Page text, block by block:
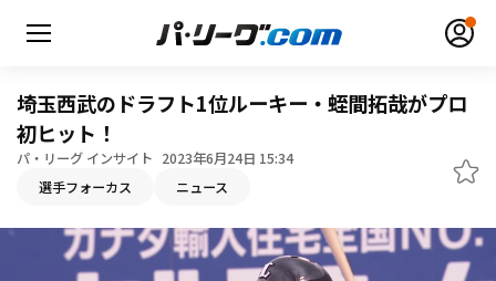
HOME
埼玉西武のドラフト1位ルーキー・蛭間拓哉がプロ
初ヒット！
パ・リーグ インサイト 2023年6月24日 15:34
選手フォーカス ニュース